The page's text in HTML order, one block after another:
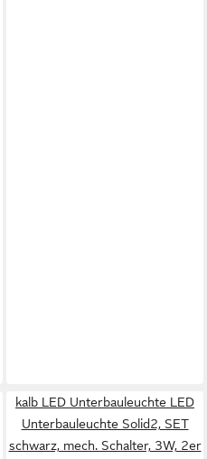
kalb LED Unterbauleuchte LED
Unterbauleuchte Solid2, SET
schwarz, mech. Schalter, 3W, 2er